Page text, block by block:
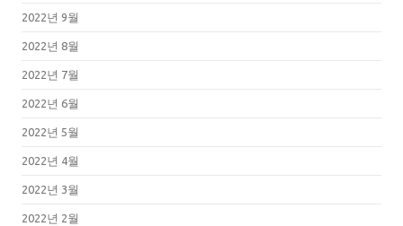
2022년 9월
2022년 8월
2022년 7월
2022년 6월
2022년 5월
2022년 4월
2022년 3월
2022년 2월